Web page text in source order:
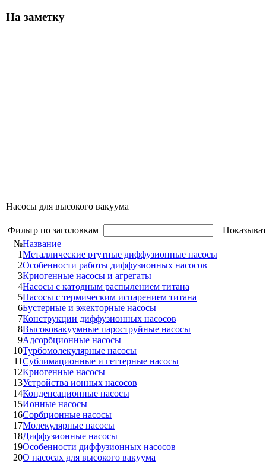
На заметку
Насосы для высокого вакуума
Фильтр по заголовкам
№Название
1Металлические ртутные диффузионные насосы
2Особенности работы диффузионных насосов
3Криогенные насосы и агрегаты
4Насосы с катодным распылением титана
5Насосы с термическим испарением титана
6Бустерные и эжекторные насосы
7Конструкции диффузионных насосов
8Высоковакуумные пароструйные насосы
9Адсорбционные насосы
10Турбомолекулярные насосы
11Сублимационные и геттерные насосы
12Криогенные насосы
13Устройства ионных насосов
14Конденсационные насосы
15Ионные насосы
16Cорбционные насосы
17Молекулярные насосы
18Диффузионные насосы
19Особенности диффузионных насосов
20О насосах для высокого вакуума